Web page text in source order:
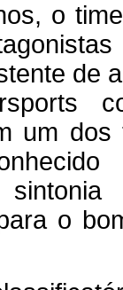
o
de
um
o